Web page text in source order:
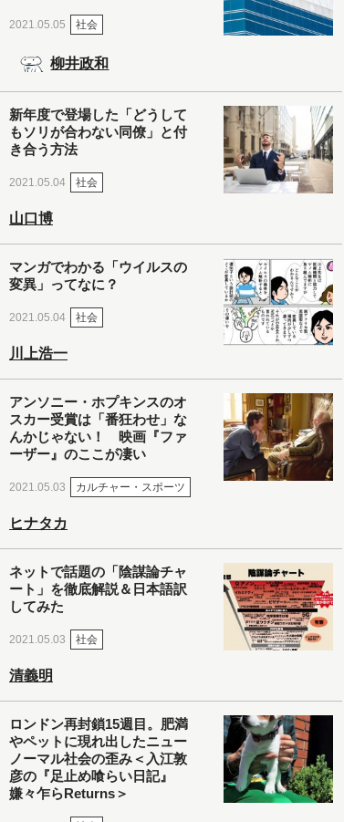
2021.05.05 社会
柳井政和
新年度で登場した「どうして
もソリが合わない同僚」と付
き合う方法
2021.05.04 社会
山口博
マンガでわかる「ウイルスの
変異」ってなに？
2021.05.04 社会
川上浩一
アンソニー・ホプキンスのオ
スカー受賞は「番狂わせ」な
んかじゃない！ 映画『ファ
ーザー』のここが凄い
2021.05.03 カルチャー・スポーツ
ヒナタカ
ネットで話題の「陰謀論チャ
ート」を徹底解説＆日本語訳
してみた
2021.05.03 社会
清義明
ロンドン再封鎖15週目。肥満
やペットに現れ出したニュー
ノーマル社会の歪み＜入江敦
彦の『足止め喰らい日記』
嫌々乍らReturns＞